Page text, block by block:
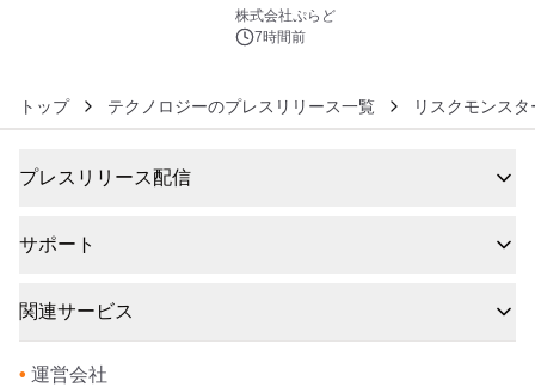
株式会社ぷらど
7時間前
トップ テクノロジーのプレスリリース一覧 リスクモンス
プレスリリース配信
サポート
関連サービス
• 運営会社